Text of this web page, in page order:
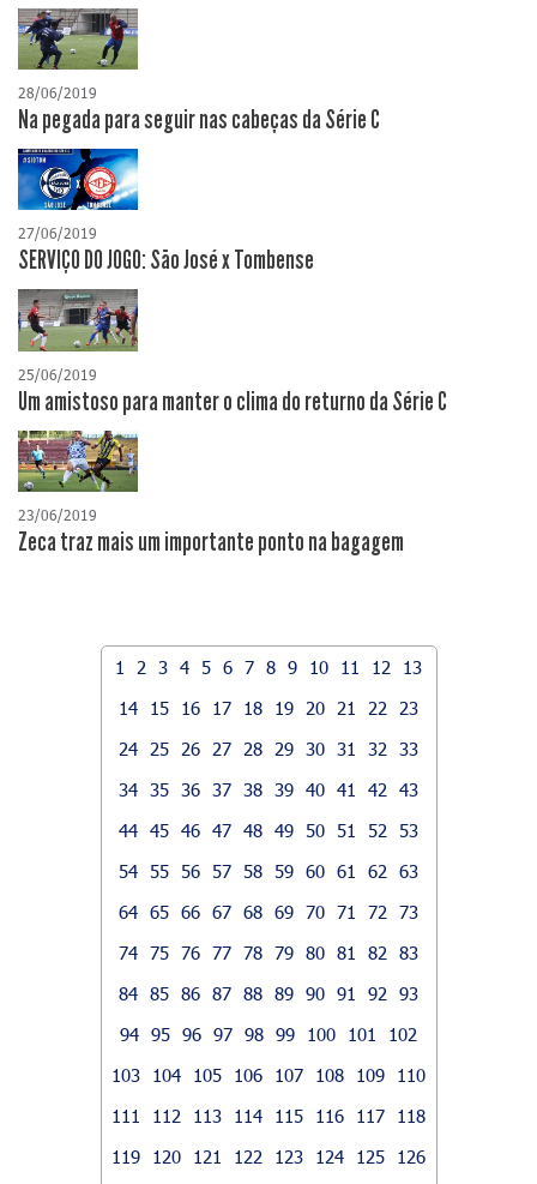
28/06/2019
Na pegada para seguir nas cabeças da Série C
27/06/2019
SERVIÇO DO JOGO: São José x Tombense
25/06/2019
Um amistoso para manter o clima do returno da Série C
23/06/2019
Zeca traz mais um importante ponto na bagagem
1 2 3 4 5 6 7 8 9 10 11 12
13
14
15 16 17 18 19 20 21 22
23
24
25 26 27 28 29 30 31 32
33
34 35 36 37 38 39 40 41 42
43
44 45 46 47 48 49 50 51 52
53
54 55 56 57 58 59 60 61 62
63
64 65 66 67 68 69 70 71 72
73
74 75 76 77 78 79 80 81 82
83
84 85 86 87 88 89 90 91 92
93
94 95 96 97 98 99 100 101
102
103
104 105 106 107 108 109
110
111
112 113 114 115 116 117
118
119
120 121 122 123 124 125
126